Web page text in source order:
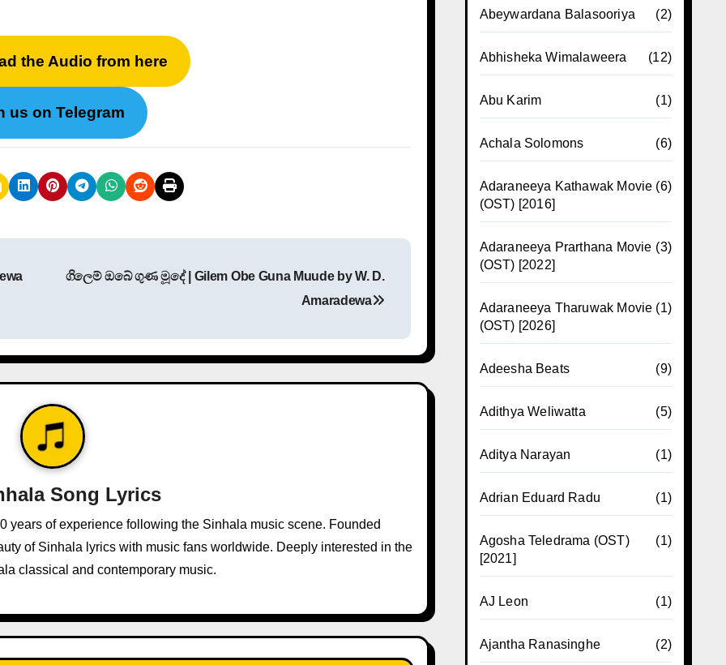
the Audio from here
on Telegram
ගිලෙම් ඔබේ ගුණ මූදේ | Gilem Obe Guna Muude by W. D.
Amaradewa
Song Lyrics
years of experience following the Sinhala music scene. Founded
of Sinhala lyrics with music fans worldwide. Deeply interested in the
classical and contemporary music.
Abeywardana Balasooriya (2)
Abhisheka Wimalaweera (12)
Abu Karim (1)
Achala Solomons (6)
Adaraneeya Kathawak Movie
(OST) [2016]
(6)
Adaraneeya Prarthana Movie
(OST) [2022]
(3)
Adaraneeya Tharuwak Movie
(OST) [2026]
(1)
Adeesha Beats (9)
Adithya Weliwatta (5)
Aditya Narayan (1)
Adrian Eduard Radu (1)
Agosha Teledrama (OST)
[2021]
(1)
AJ Leon (1)
Ajantha Ranasinghe (2)